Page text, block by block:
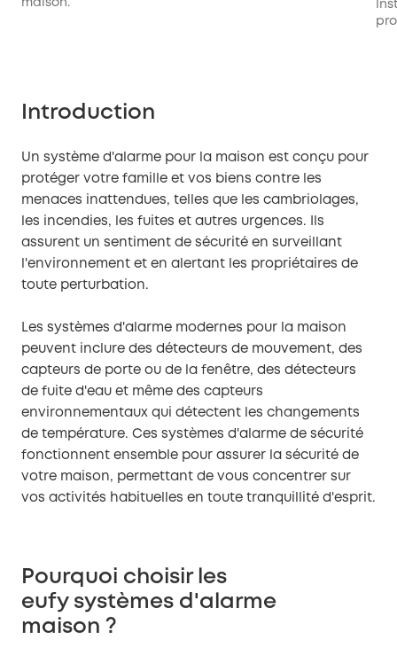
maison.
Introduction
Un système d'alarme pour la maison est conçu pour
protéger votre famille et vos biens contre les
menaces inattendues, telles que les cambriolages,
les incendies, les fuites et autres urgences. Ils
assurent un sentiment de sécurité en surveillant
l'environnement et en alertant les propriétaires de
toute perturbation.
Les systèmes d'alarme modernes pour la maison
peuvent inclure des détecteurs de mouvement, des
capteurs de porte ou de la fenêtre, des détecteurs
de fuite d'eau et même des capteurs
environnementaux qui détectent les changements
de température. Ces systèmes d'alarme de sécurité
fonctionnent ensemble pour assurer la sécurité de
votre maison, permettant de vous concentrer sur
vos activités habituelles en toute tranquillité d'esprit.
Pourquoi choisir les
eufy systèmes d'alarme
maison ?